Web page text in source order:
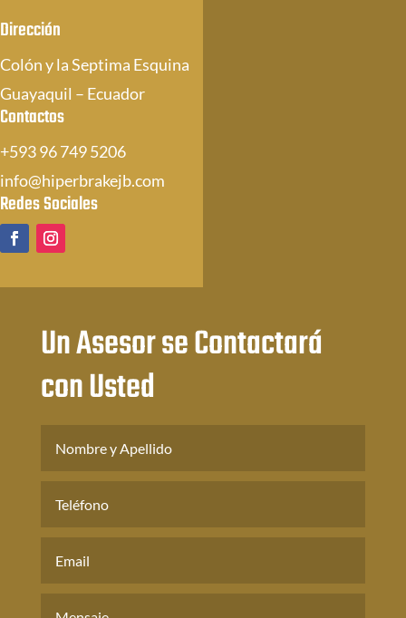
Dirección
Colón y la Septima Esquina
Guayaquil – Ecuador
Contactos
+593 96 749 5206
info@hiperbrakejb.com
Redes Sociales
Un Asesor se Contactará
con Usted